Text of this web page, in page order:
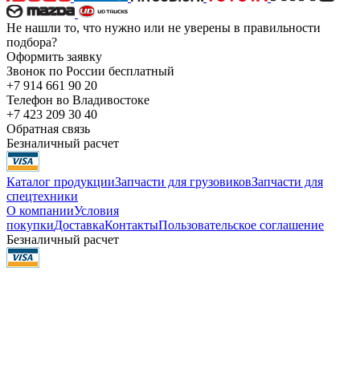
Не нашли то, что нужно или не уверены в правильности
подбора?
Оформить заявку
Звонок по России бесплатный
+7 914 661 90 20
Телефон во Владивостоке
+7 423 209 30 40
Обратная связь
Безналичный расчет
Каталог продукцииЗапчасти для грузовиковЗапчасти для
спецтехники
О компанииУсловия
покупкиДоставкаКонтактыПользовательское соглашение
Безналичный расчет